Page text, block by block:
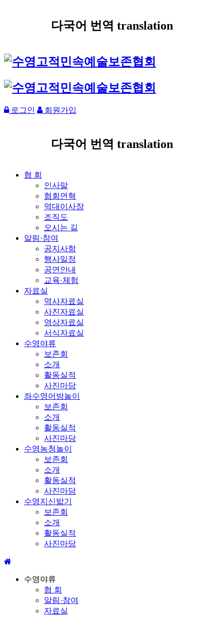
다국어 번역 translation
로그인 회원가입
다국어 번역 translation
협 회
인사말
협회연혁
역대이사장
조직도
오시는 길
알림·참여
공지사항
행사일정
공연안내
교육·체험
자료실
역사자료실
사진자료실
영상자료실
서식자료실
수영야류
보존회
소개
활동실적
사진마당
좌수영어방놀이
보존회
소개
활동실적
사진마당
수영농청놀이
보존회
소개
활동실적
사진마당
수영지신밟기
보존회
소개
활동실적
사진마당
수영야류
협 회
알림·참여
자료실